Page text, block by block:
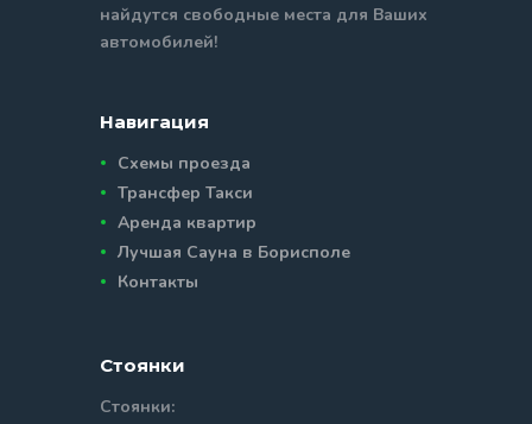
найдутся свободные места для Ваших
автомобилей!
Навигация
Схемы проезда
Трансфер Такси
Аренда квартир
Лучшая Сауна в Борисполе
Контакты
Стоянки
Стоянки: